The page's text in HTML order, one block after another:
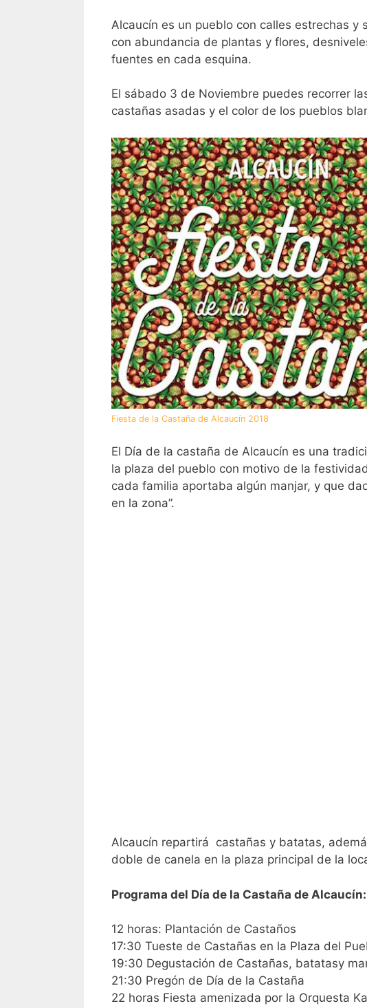
Alcaucín es un pueblo con calles estrechas
con abundancia de plantas y flores,
fuentes en cada esquina.
El sábado 3 de Noviembre puedes recorrer
castañas asadas y el color de los pueblos
Fiesta de la Castaña de Alcaucín 2018
El Día de la castaña de Alcaucín es una
la plaza del pueblo con motivo de la
cada familia aportaba algún manjar, y que
en la zona”.
Alcaucín repartirá castañas y batatas,
doble de canela en la plaza principal de la
Programa del Día de la Castaña de Alcaucín:
12 horas: Plantación de Castaños
17:30 Tueste de Castañas en la Plaza del
19:30 Degustación de Castañas, batatasy
21:30 Pregón de Día de la Castaña
22 horas Fiesta amenizada por la Orquesta